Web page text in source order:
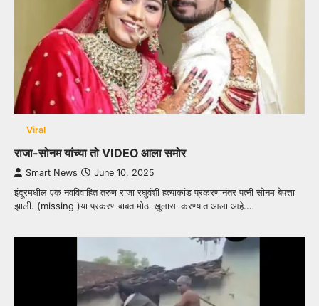
Viral
राजा-सोनम यांच्या तो VIDEO आला समोर
Smart News June 10, 2025
इंदूरमधील एक नवविवाहित तरुण राजा रघुवंशी हत्याकांड प्रकरणानंतर पत्नी सोनम बेपत्ता
झाली. (missing )या प्रकरणाबाबत मोठा खुलासा करण्यात आला आहे.…